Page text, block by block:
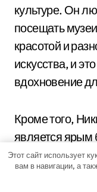
культуре. Он
посещать
красотой и
искусства, и
вдохновение
Кроме того,
является
предпочитает
научно-
Этот сайт использует
вам в навигации, а